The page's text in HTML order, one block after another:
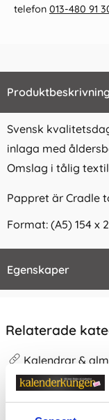
telefon 013-480 91
Produktbeskrivning
Svensk
inlaga med
Omslag i tålig
Pappret är Cradle
Format: (A5) 154 x
Egenskaper
Relaterade
Kalendrar &
Kalendrar &